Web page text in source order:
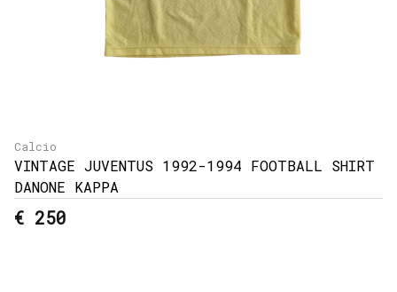
Calcio
VINTAGE JUVENTUS 1992-1994 FOOTBALL SHIRT
DANONE KAPPA
€ 250